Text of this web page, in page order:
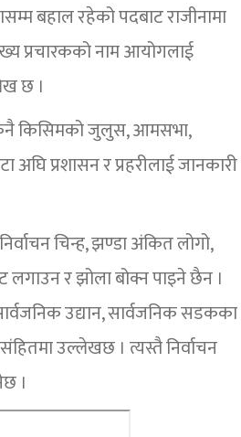
बहाल रहेको पदबाट राजीनामा
प्रचारकको नाम आयोगलाई
छ ।
कुनै किसिमको जुलुस, आमसभा,
प्रशासन र प्रहरीलाई जानकारी
चिन्ह, झण्डा अंकित लोगो,
लगाउन र झोला बोक्न पाइने छैन ।
उद्यान, सार्वजनिक सडकका
उल्लेखछ । त्यस्तै निर्वाचन
।